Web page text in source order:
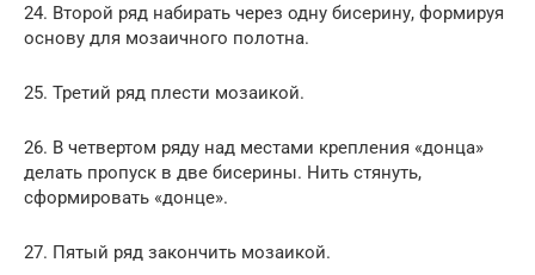
24. Второй ряд набирать через одну бисерину, формируя
основу для мозаичного полотна.
25. Третий ряд плести мозаикой.
26. В четвертом ряду над местами крепления «донца»
делать пропуск в две бисерины. Нить стянуть,
сформировать «донце».
27. Пятый ряд закончить мозаикой.